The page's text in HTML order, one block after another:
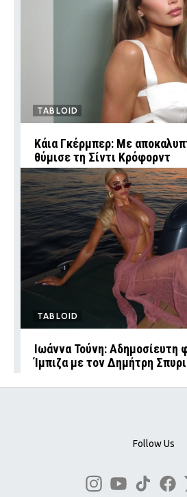
TABLOID
Κάια Γκέρμπερ: Με
θύμισε τη Σίντι Κρόφορντ
TABLOID
Ιωάννα Τούνη: Αδημοσίευτη
Ίμπιζα με τον Δημήτρη
Follow Us